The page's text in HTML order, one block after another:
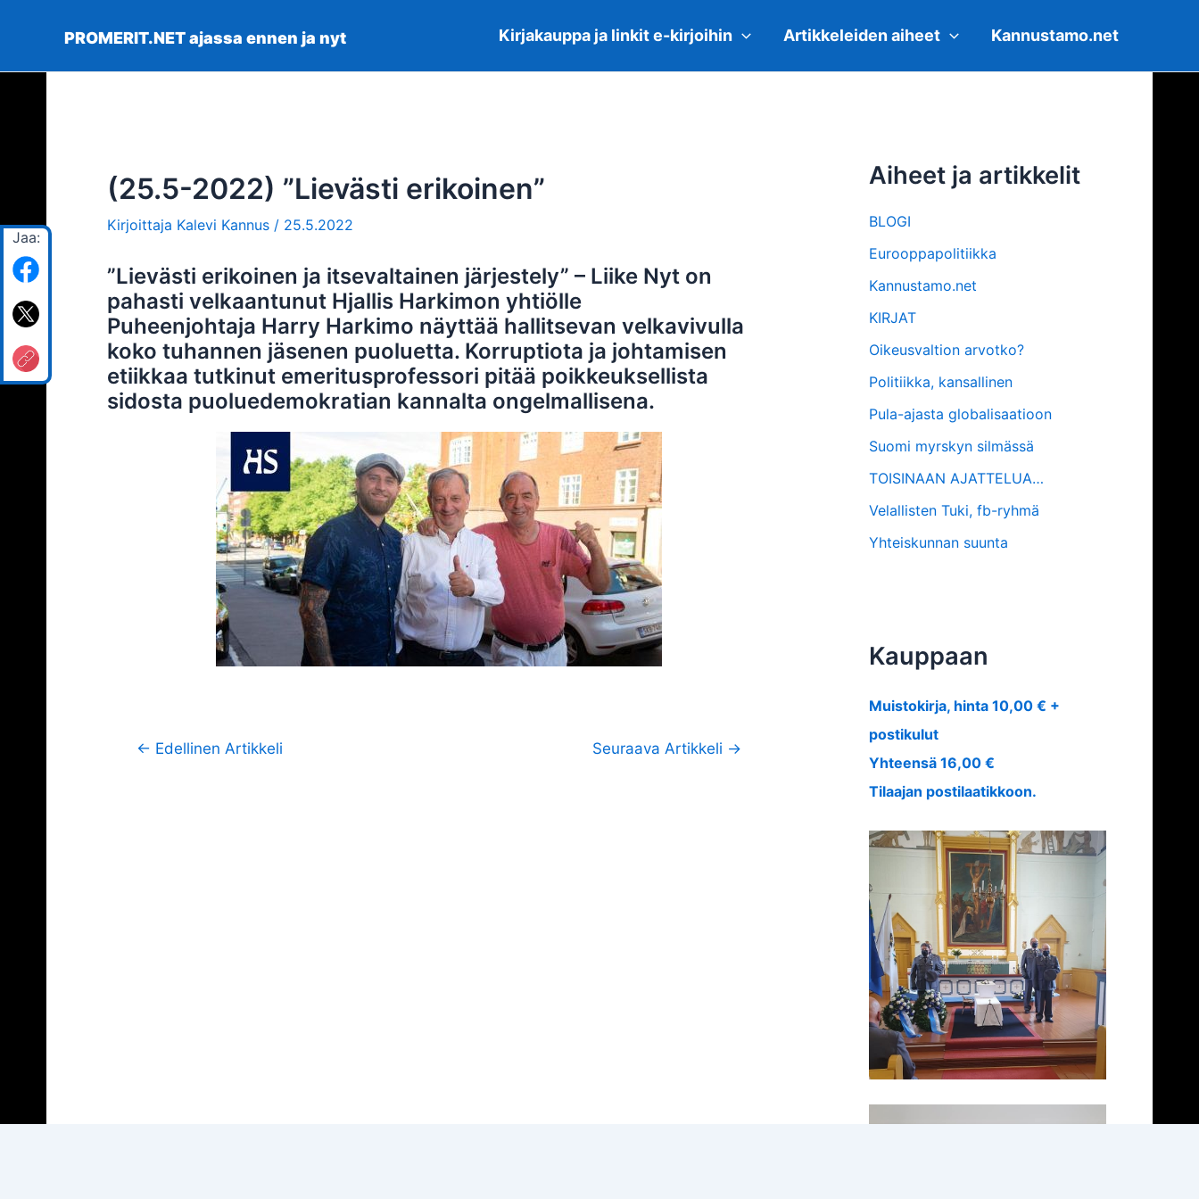
PROMERIT.NET ajassa ennen ja nyt Kirjakauppa ja linkit e-kirjoihin Artikkeleiden aiheet Kannustamo.net
(25.5-2022) ”Lievästi erikoinen”
Kirjoittaja Kalevi Kannus / 25.5.2022
”Lievästi erikoinen ja itsevaltainen järjestely” – Liike Nyt on
pahasti velkaantunut Hjallis Harkimon yhtiölle
Puheenjohtaja Harry Harkimo näyttää hallitsevan velkavivulla
koko tuhannen jäsenen puoluetta. Korruptiota ja johtamisen
etiikkaa tutkinut emeritusprofessori pitää poikkeuksellista
sidosta puoluedemokratian kannalta ongelmallisena.
Artikkelien
← Edellinen Artikkeli Seuraava Artikkeli →
Aiheet ja artikkelit
BLOGI
Eurooppapolitiikka
Kannustamo.net
KIRJAT
Oikeusvaltion arvotko?
Politiikka, kansallinen
Pula-ajasta globalisaatioon
Suomi myrskyn silmässä
TOISINAAN AJATTELUA…
Velallisten Tuki, fb-ryhmä
Yhteiskunnan suunta
Kauppaan
Muistokirja, hinta 10,00 € +
postikulut
Yhteensä 16,00 €
Tilaajan postilaatikkoon.
Jaa: